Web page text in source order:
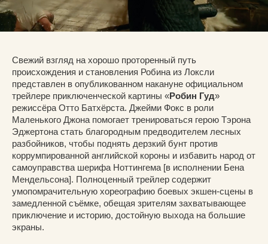
Свежий взгляд на хорошо проторенный путь
происхождения и становления Робина из Локсли
представлен в опубликованном накануне официальном
трейлере приключенческой картины «Робин Гуд»
режиссёра Отто Батхёрста. Джейми Фокс в роли
Маленького Джона помогает тренироваться герою Тэрона
Эджертона стать благородным предводителем лесных
разбойников, чтобы поднять дерзкий бунт против
коррумпированной английской короны и избавить народ от
самоуправства шерифа Ноттингема [в исполнении Бена
Мендельсона]. Полноценный трейлер содержит
умопомрачительную хореографию боевых экшен-сцены в
замедленной съёмке, обещая зрителям захватывающее
приключение и историю, достойную выхода на большие
экраны.